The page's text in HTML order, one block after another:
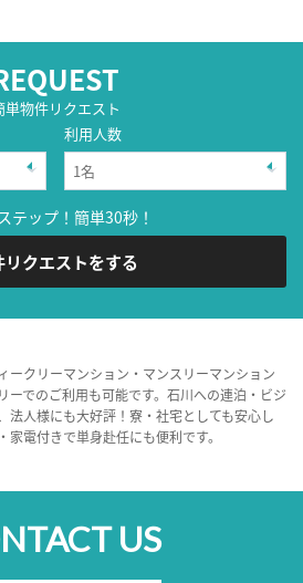
単物件リクエスト
利用人数
テップ！簡単30秒！
リクエストをする
ークリーマンション・マンスリーマンション
ーでのご利用も可能です。石川への連泊・ビジ
法人様にも大好評！寮・社宅としても安心し
電付きで単身赴任にも便利です。
US